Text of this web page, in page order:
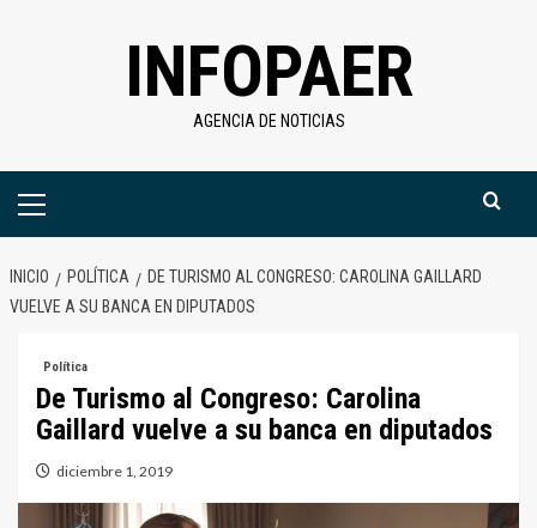
INFOPAER
AGENCIA DE NOTICIAS
Menú
INICIO POLÍTICA
DE TURISMO AL CONGRESO: CAROLINA GAILLARD
VUELVE A SU BANCA EN DIPUTADOS
Política
De Turismo al Congreso: Carolina
Gaillard vuelve a su banca en diputados
diciembre 1, 2019